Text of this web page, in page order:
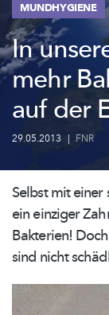
MUNDHYGIENE
In
mehr
auf der
29.05.2013 | FNR
Selbst mit
ein einziger
Bakterien!
sind nicht